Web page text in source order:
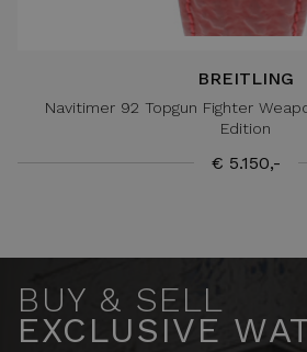
BREITLING
Navitimer 92 Topgun Fighter
Edition
€ 5.150,-
BUY & SELL
EXCLUSIVE